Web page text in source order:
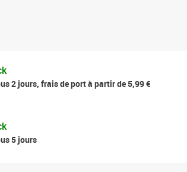
2 jours, frais de port à partir de 5,99 €
5 jours